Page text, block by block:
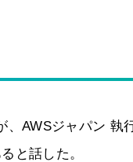
、AWSジャパン 執
と話した。